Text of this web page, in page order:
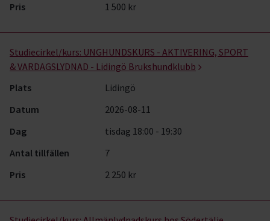
Pris
1 500 kr
Studiecirkel/kurs: UNGHUNDSKURS - AKTIVERING, SPORT
& VARDAGSLYDNAD - Lidingö Brukshundklubb
Plats
Lidingö
Datum
2026-08-11
Dag
tisdag 18:00 - 19:30
Antal tillfällen
7
Pris
2 250 kr